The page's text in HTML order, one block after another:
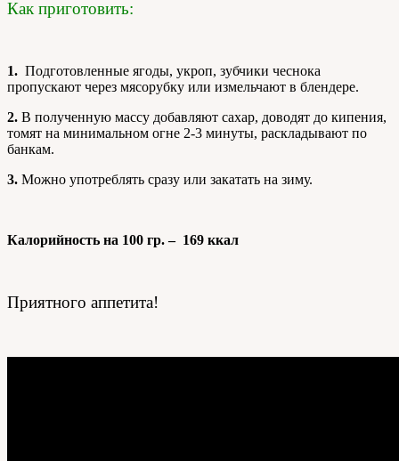
Как приготовить:
1. Подготовленные ягоды, укроп, зубчики чеснока
пропускают через мясорубку или измельчают в блендере.
2. В полученную массу добавляют сахар, доводят до кипения,
томят на минимальном огне 2-3 минуты, раскладывают по
банкам.
3. Можно употреблять сразу или закатать на зиму.
Калорийность на 100 гр. – 169 ккал
Приятного аппетита!